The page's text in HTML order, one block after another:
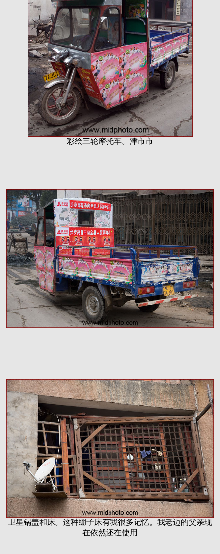
彩绘三轮摩托车。津市市
卫星锅盖和床。这种绷子床有我很多记忆。我老迈的父亲现
在依然还在使用